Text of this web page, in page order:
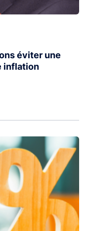
éviter une
inflation